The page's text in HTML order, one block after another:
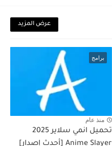
عرض المزيد
برامج
منذ عام
تحميل انمي سلاير 2025
Anime Slayer [أحدث إصدار]